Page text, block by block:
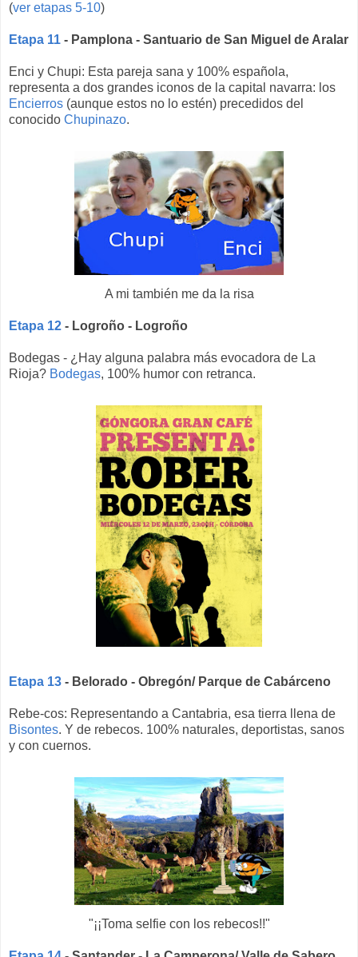
(ver etapas 5-10)
Etapa 11 - Pamplona - Santuario de San Miguel de Aralar
Enci y Chupi: Esta pareja sana y 100% española,
representa a dos grandes iconos de la capital navarra: los
Encierros (aunque estos no lo estén) precedidos del
conocido Chupinazo.
A mi también me da la risa
Etapa 12 - Logroño - Logroño
Bodegas - ¿Hay alguna palabra más evocadora de La
Rioja? Bodegas, 100% humor con retranca.
Etapa 13 - Belorado - Obregón/ Parque de Cabárceno
Rebe-cos: Representando a Cantabria, esa tierra llena de
Bisontes. Y de rebecos. 100% naturales, deportistas, sanos
y con cuernos.
"¡¡Toma selfie con los rebecos!!"